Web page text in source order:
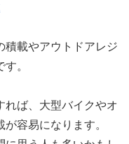
積載やアウトドアレジ
。
れば、大型バイクやオ
容易になります。